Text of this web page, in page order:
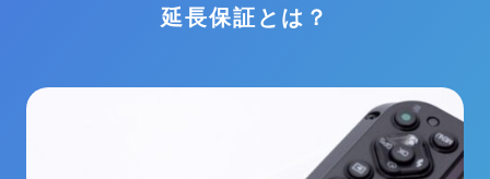
延長保証とは？